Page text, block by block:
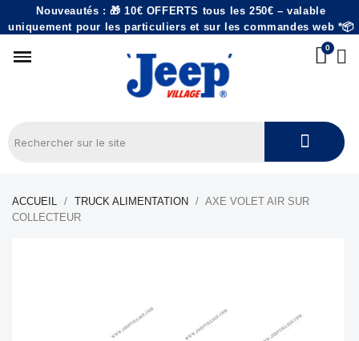
Nouveautés : 🎁 10€ OFFERTS tous les 250€ – valable
uniquement pour les particuliers et sur les commandes web *📦
ACCUEIL TRUCK ALIMENTATION
AXE VOLET AIR SUR
COLLECTEUR